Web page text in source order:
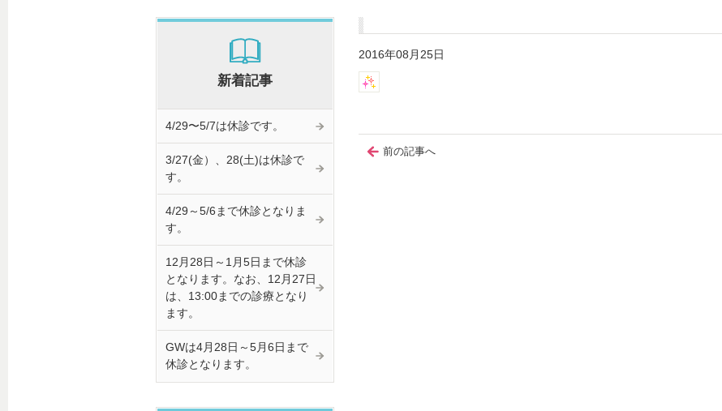
2016年08月25日
前の記事へ
新着記事
4/29〜5/7は休診です。
3/27(金）、28(土)は休診で
す。
4/29～5/6まで休診となりま
す。
12月28日～1月5日まで休診
となります。なお、12月27日
は、13:00までの診療となり
ます。
GWは4月28日～5月6日まで
休診となります。